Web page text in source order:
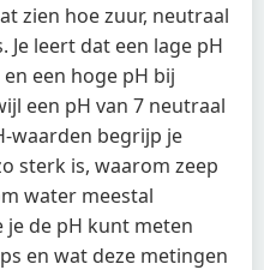
zien hoe zuur, neutraal
Je leert dat een lage pH
een hoge pH bij
een pH van 7 neutraal
waarden begrijp je
sterk is, waarom zeep
water meestal
je de pH kunt meten
en wat deze metingen